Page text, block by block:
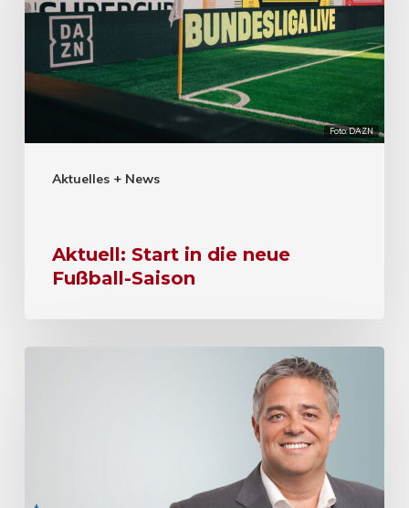
Foto: DAZN
Aktuelles + News
Aktuell: Start in die neue
Fußball-Saison